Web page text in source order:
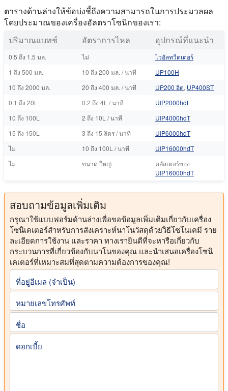
ตารางด้านล่างให้ข้อบ่งชี้ถึงความสามารถในการประมวลผล
โดยประมาณของเครื่องอัลตราโซนิกของเรา:
ปริมาณแบทช์
อัตราการไหล อุปกรณ์ที่แนะนํา
0.5 ถึง 1.5 มล. ไม่
ไวอัลทวีตเตอร์
1 ถึง 500 มล.
10 ถึง 200 มล. / นาที
UP100H
10 ถึง 2000 มล.
20 ถึง 400 มล. / นาที UP200 ฮิต, UP400ST
0.1 ถึง 20L
0.2 ถึง 4L / นาที
UIP2000hdt
10 ถึง 100L
2 ถึง 10L / นาที
UIP4000hdT
15 ถึง 150L
3 ถึง 15 ลิตร / นาที
UIP6000hdT
ไม่
10 ถึง 100L / นาที
UIP16000hdT
ไม่
ขนาด ใหญ่
คลัสเตอร์ของ
UIP16000hdT
สอบถามข้อมูลเพิ่มเติม
กรุณาใช้แบบฟอร์มด้านล่างเพื่อขอข้อมูลเพิ่มเติมเกี่ยวกับเครื่อง
โซนิเคเตอร์สำหรับการสังเคราะห์นาโนวัสดุด้วยวิธีโซโนเคมี ราย
ละเอียดการใช้งาน และราคา ทางเรายินดีที่จะหารือเกี่ยวกับ
กระบวนการที่เกี่ยวข้องกับนาโนของคุณ และนำเสนอเครื่องโซนิ
เคเตอร์ที่เหมาะสมที่สุดตามความต้องการของคุณ!
ที่อยู่อีเมล (จําเป็น)
หมายเลขโทรศัพท์
ชื่อ
ดอกเบี้ย